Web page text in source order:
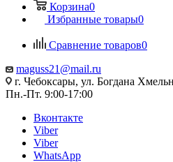
Корзина0
Избранные товары0
Сравнение товаров0
maguss21@mail.ru
г. Чебоксары, ул. Богдана
Пн.-Пт. 9:00-17:00
Вконтакте
Viber
Viber
WhatsApp